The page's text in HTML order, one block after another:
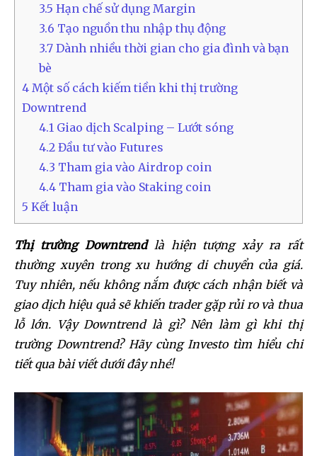
3.5 Hạn chế sử dụng Margin
3.6 Tạo nguồn thu nhập thụ động
3.7 Dành nhiều thời gian cho gia đình và bạn
bè
4 Một số cách kiếm tiền khi thị trường
Downtrend
4.1 Giao dịch Scalping – Lướt sóng
4.2 Đầu tư vào Futures
4.3 Tham gia vào Airdrop coin
4.4 Tham gia vào Staking coin
5 Kết luận
Thị trường Downtrendlà hiện tượng xảy ra rất
thường xuyên trong xu hướng di chuyển của giá.
Tuy nhiên, nếu không nắm được cách nhận biết và
giao dịch hiệu quả sẽ khiến trader gặp rủi ro và thua
lỗ lớn. Vậy Downtrend là gì? Nên làm gì khi thị
trường Downtrend? Hãy cùng Investo tìm hiểu chi
tiết qua bài viết dưới đây nhé!